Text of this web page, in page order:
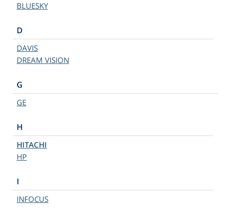
BLUESKY
D
DAVIS
DREAM VISION
G
GE
H
HITACHI
HP
I
INFOCUS